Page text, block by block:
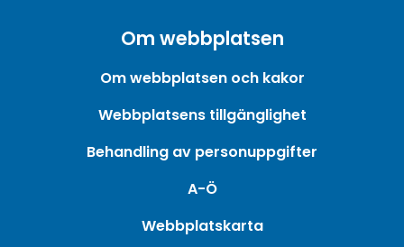
Om webbplatsen
Om webbplatsen och kakor
Webbplatsens tillgänglighet
Behandling av personuppgifter
A-Ö
Webbplatskarta